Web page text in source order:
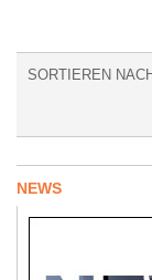
SORTIEREN NACH
NEWS